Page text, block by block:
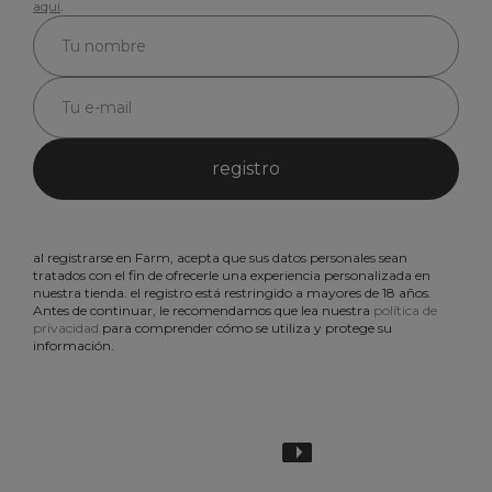
aqui.
registro
al registrarse en Farm, acepta que sus datos personales sean
tratados con el fin de ofrecerle una experiencia personalizada en
nuestra tienda. el registro está restringido a mayores de 18 años.
Antes de continuar, le recomendamos que lea nuestra política de
privacidad para comprender cómo se utiliza y protege su
información.